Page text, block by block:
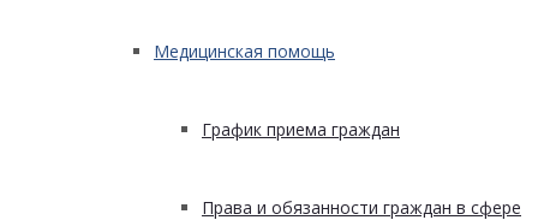
Медицинская помощь
График приема граждан
Права и обязанности граждан в сфере